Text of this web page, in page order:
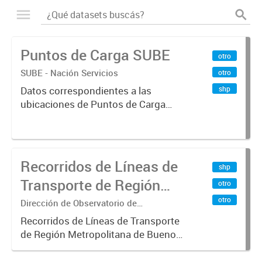
Puntos de Carga SUBE
SUBE - Nación Servicios
Datos correspondientes a las
ubicaciones de Puntos de Carga
otro
otro
shp
Recorridos de Líneas de
Transporte de Región
Metropolitana de
Buenos Aires (RMBA)
Dirección de Observatorio de
Transporte, Estudio y Sistemas
Recorridos de Líneas de Transporte
de Región Metropolitana de Buenos
Aires (RMBA).-
shp
otro
otro